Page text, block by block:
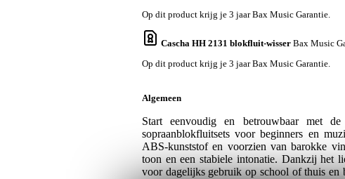
Op dit product krijg je 3 jaar Bax Music Garantie.
Cascha HH 2131 blokfluit-wisser Bax Music
Op dit product krijg je 3 jaar Bax Music Garantie.
Algemeen
Start eenvoudig en betrouwbaar met
sopraanblokfluitsets voor beginners en
ABS-kunststof en voorzien van barokke
toon en een stabiele intonatie. Dankzij het
voor dagelijks gebruik op school of thuis en